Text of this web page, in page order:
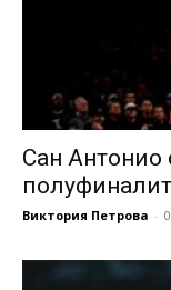
Сан Антонио
Виктория Петрова -